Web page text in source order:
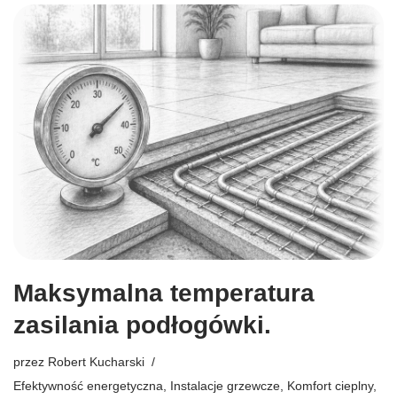
Maksymalna temperatura
zasilania podłogówki.
przez Robert Kucharski
Efektywność energetyczna
Instalacje grzewcze Komfort cieplny,